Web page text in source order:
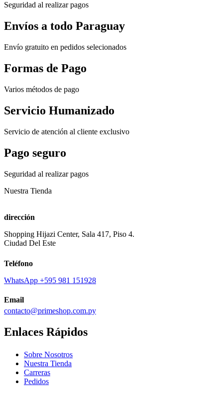
Seguridad al realizar pagos
Envíos a todo Paraguay
Envío gratuito en pedidos selecionados
Formas de Pago
Varios métodos de pago
Servicio Humanizado
Servicio de atención al cliente exclusivo
Pago seguro
Seguridad al realizar pagos
Nuestra Tienda
dirección
Shopping Hijazi Center, Sala 417, Piso 4.
Ciudad Del Este
Teléfono
WhatsApp +595 981 151928
Email
contacto@primeshop.com.py
Enlaces Rápidos
Sobre Nosotros
Nuestra Tienda
Carreras
Pedidos